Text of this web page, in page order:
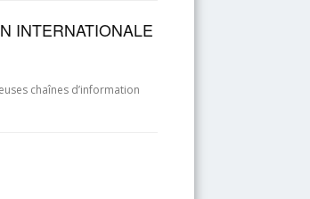
INTERNATIONALE
chaînes d’information